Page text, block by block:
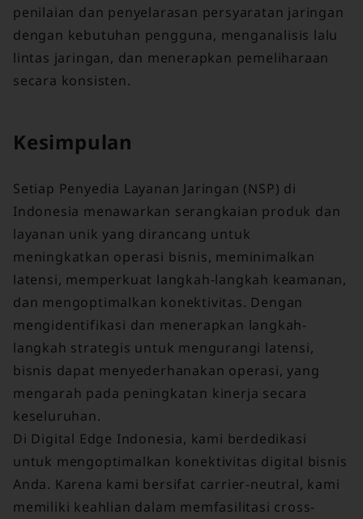
penilaian dan penyelarasan persyaratan jaringan
dengan kebutuhan pengguna, menganalisis lalu
lintas jaringan, dan menerapkan pemeliharaan
secara konsisten.
Kesimpulan
Setiap Penyedia Layanan Jaringan (NSP) di
Indonesia menawarkan serangkaian produk dan
layanan unik yang dirancang untuk
meningkatkan operasi bisnis, meminimalkan
latensi, memperkuat langkah-langkah keamanan,
dan mengoptimalkan konektivitas. Dengan
mengidentifikasi dan menerapkan langkah-
langkah strategis untuk mengurangi latensi,
bisnis dapat menyederhanakan operasi, yang
mengarah pada peningkatan kinerja secara
keseluruhan.
Di Digital Edge Indonesia, kami berdedikasi
untuk mengoptimalkan konektivitas digital bisnis
Anda. Karena kami bersifat carrier-neutral, kami
memiliki keahlian dalam memfasilitasi cross-